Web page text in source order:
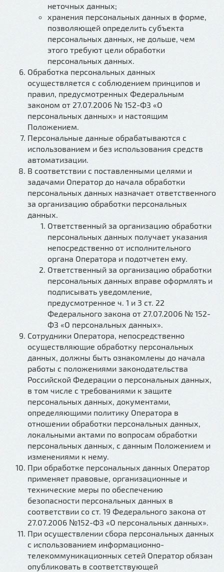
неточных данных;
хранения персональных данных в форме,
позволяющей определить субъекта
персональных данных, не дольше, чем
этого требуют цели обработки
персональных данных.
Обработка персональных данных
осуществляется с соблюдением принципов и
правил, предусмотренных Федеральным
законом от 27.07.2006 № 152-ФЗ «О
персональных данных» и настоящим
Положением.
Персональные данные обрабатываются с
использованием и без использования средств
автоматизации.
В соответствии с поставленными целями и
задачами Оператор до начала обработки
персональных данных назначает ответственного
за организацию обработки персональных
данных.
Ответственный за организацию обработки
персональных данных получает указания
непосредственно от исполнительного
органа Оператора и подотчетен ему.
Ответственный за организацию обработки
персональных данных вправе оформлять и
подписывать уведомление,
предусмотренное ч. 1 и 3 ст. 22
Федерального закона от 27.07.2006 № 152-
ФЗ «О персональных данных».
Сотрудники Оператора, непосредственно
осуществляющие обработку персональных
данных, должны быть ознакомлены до начала
работы с положениями законодательства
Российской Федерации о персональных данных,
в том числе с требованиями к защите
персональных данных, документами,
определяющими политику Оператора в
отношении обработки персональных данных,
локальными актами по вопросам обработки
персональных данных, с данным Положением и
изменениями к нему.
При обработке персональных данных Оператор
применяет правовые, организационные и
технические меры по обеспечению
безопасности персональных данных в
соответствии со ст. 19 Федерального закона от
27.07.2006 №152-ФЗ «О персональных данных».
При осуществлении сбора персональных данных
с использованием информационно-
телекоммуникационных сетей Оператор обязан
опубликовать в соответствующей